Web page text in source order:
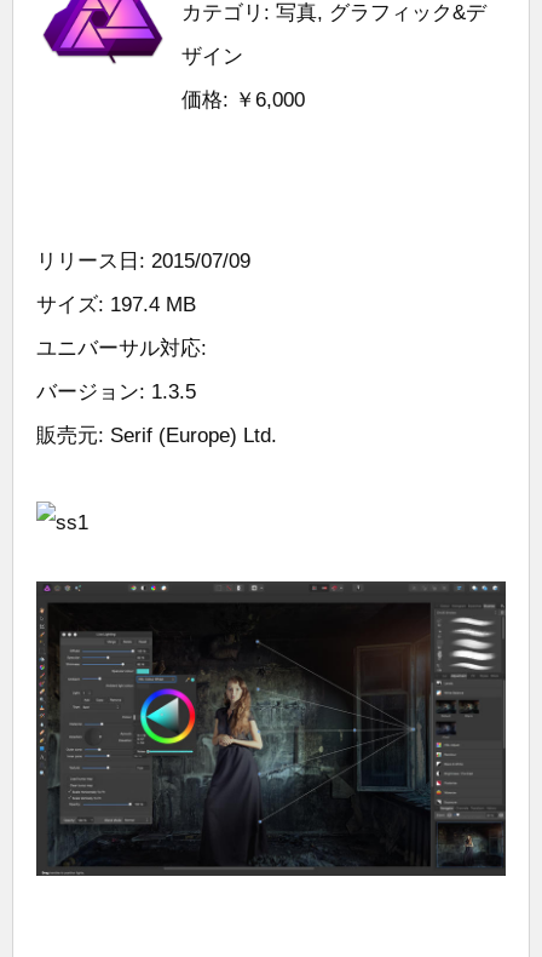
カテゴリ: 写真, グラフィック&デ
ザイン
価格: ￥6,000
リリース日: 2015/07/09
サイズ: 197.4 MB
ユニバーサル対応:
バージョン: 1.3.5
販売元: Serif (Europe) Ltd.